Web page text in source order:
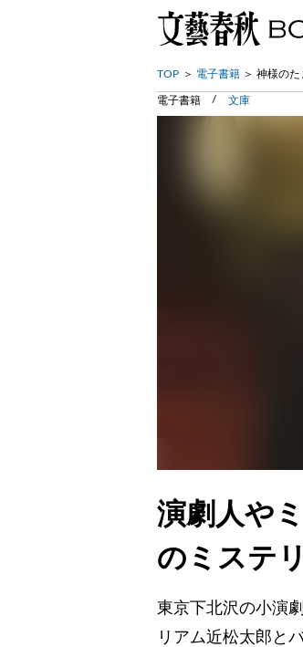
TOP 電子書籍 神様のた
電子書籍 文庫
演劇人や
のミステ
東京下北沢の小演
リアム近松太郎と